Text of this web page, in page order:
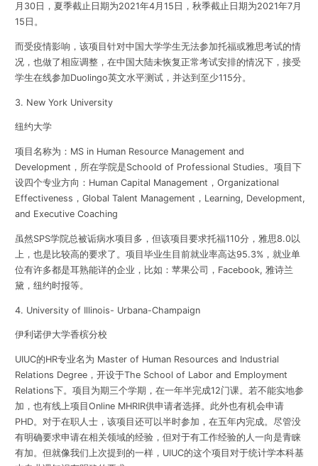
月30日，夏季截止日期为2021年4月15日，秋季截止日期为2021年7月
15日。
而受疫情影响，该项目针对中国大学学生无法参加托福或雅思考试的情
况，也做了相应调整，在中国大陆未恢复正常考试安排的情况下，接受
学生在线参加Duolingo英文水平测试，并达到至少115分。
3. New York University
纽约大学
项目名称为：MS in Human Resource Management and
Development，所在学院是Schoold of Professional Studies。项目下
设四个专业方向：Human Capital Management，Organizational
Effectiveness，Global Talent Management，Learning, Development,
and Executive Coaching
虽然SPS学院总被诟病水项目多，但该项目要求托福110分，雅思8.0以
上，也是比较高的要求了。项目毕业生目前就业率高达95.3%，就业单
位有许多都是耳熟能详的企业，比如：苹果公司，Facebook, 雅诗兰
黛，纽约时报等。
4. University of Illinois- Urbana-Champaign
伊利诺伊大学香槟分校
UIUC的HR专业名为 Master of Human Resources and Industrial
Relations Degree，开设于The School of Labor and Employment
Relations下。项目为期三个学期，在一年半完成12门课。若不能实地参
加，也有线上项目Online MHRIR供申请者选择。此外也有机会申请
PHD。对于在职人士，该项目还可以半时参加，在五年内完成。尽管没
有明确要求申请在相关领域的经验，但对于有工作经验的人一向是青睐
有加。但就像我们上次提到的一样，UIUC的这个项目对于统计学本科基